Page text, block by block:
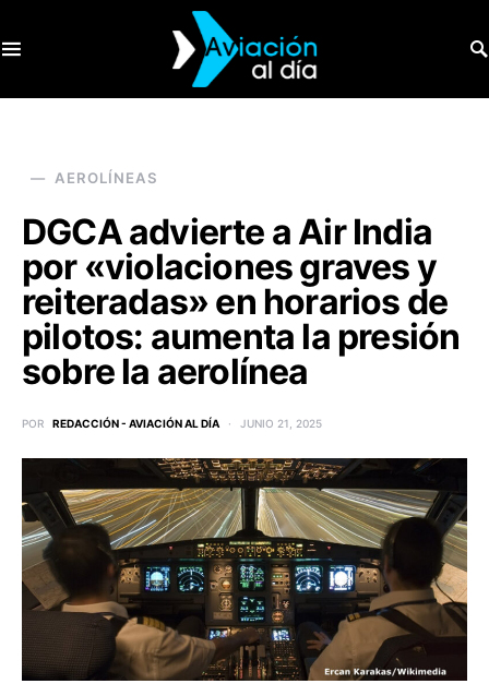
AEROLÍNEAS
DGCA advierte a Air India
por «violaciones graves y
reiteradas» en horarios de
pilotos: aumenta la presión
sobre la aerolínea
POR REDACCIÓN - AVIACIÓN AL DÍA JUNIO 21, 2025